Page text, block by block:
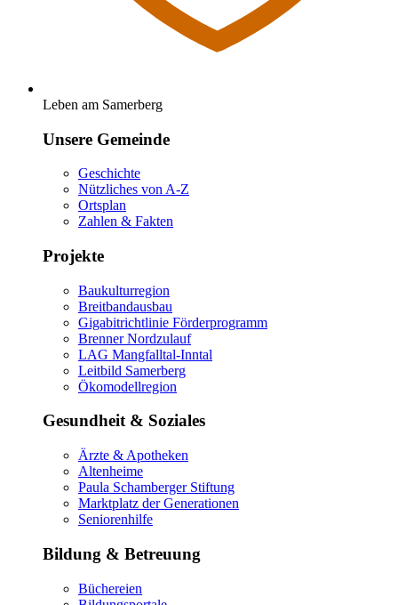
Leben am Samerberg
Unsere Gemeinde
Geschichte
Nützliches von A-Z
Ortsplan
Zahlen & Fakten
Projekte
Baukulturregion
Breitbandausbau
Gigabitrichtlinie Förderprogramm
Brenner Nordzulauf
LAG Mangfalltal-Inntal
Leitbild Samerberg
Ökomodellregion
Gesundheit & Soziales
Ärzte & Apotheken
Altenheime
Paula Schamberger Stiftung
Marktplatz der Generationen
Seniorenhilfe
Bildung & Betreuung
Büchereien